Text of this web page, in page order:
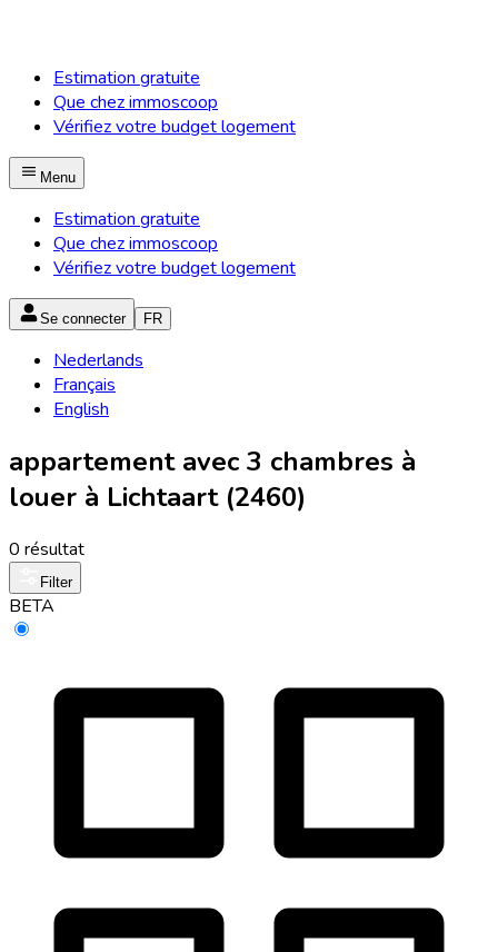
Estimation gratuite
Que chez immoscoop
Vérifiez votre budget logement
Menu
Estimation gratuite
Que chez immoscoop
Vérifiez votre budget logement
Se connecter FR
Nederlands
Français
English
appartement avec 3 chambres à
louer à Lichtaart (2460)
0 résultat
Filter
BETA